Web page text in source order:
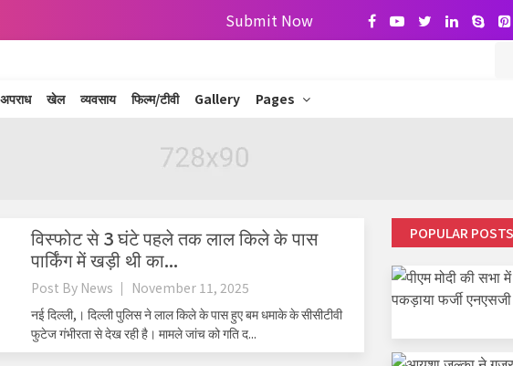
Submit Now
अपराध खेल व्यवसाय फिल्म/टीवी Gallery Pages
विस्फोट से 3 घंटे पहले तक लाल किले के पास
पार्किंग में खड़ी थी का...
Post By News
November 11, 2025
नई दिल्ली,। दिल्ली पुलिस ने लाल किले के पास हुए बम धमाके के सीसीटीवी
फुटेज गंभीरता से देख रही है। मामले जांच को गति द...
POPULAR POSTS